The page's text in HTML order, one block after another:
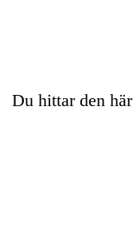
Du hittar den